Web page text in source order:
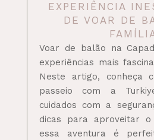
EXPERIÊNCIA
DE VOAR DE
Voar de balão na
experiências mais
Neste artigo, conheça
passeio com a
cuidados com a
dicas para aproveitar
essa aventura é